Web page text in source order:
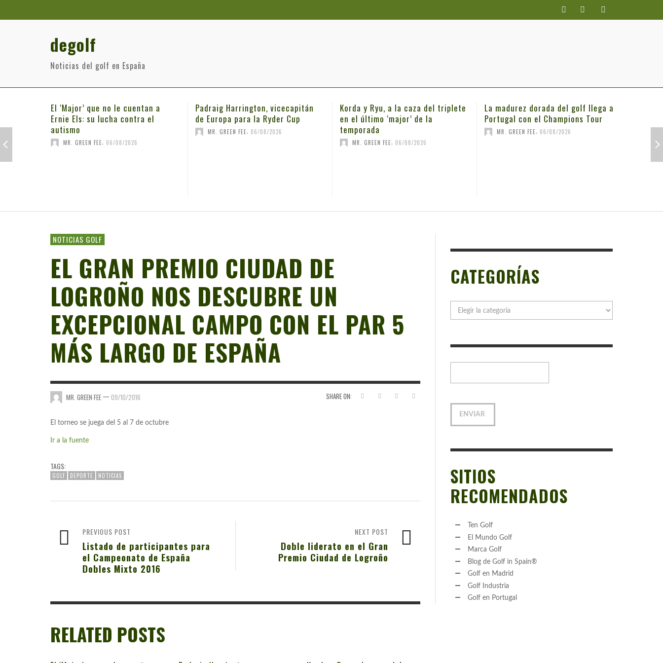
degolf
Noticias del golf en España
El ‘Major’ que no le cuentan a
Ernie Els: su lucha contra el
autismo
MR. GREEN FEE 06/08/2026
Padraig Harrington, vicecapitán
de Europa para la Ryder Cup
MR. GREEN FEE 06/08/2026
Korda y Ryu, a la caza del triplete
en el último ‘major’ de la
temporada
MR. GREEN FEE 06/08/2026
La madurez dorada del golf llega a
Portugal con el Champions Tour
MR. GREEN FEE 06/08/2026
NOTICIAS GOLF
EL GRAN PREMIO CIUDAD DE
LOGROÑO NOS DESCUBRE UN
EXCEPCIONAL CAMPO CON EL PAR 5
MÁS LARGO DE ESPAÑA
SHARE ON:
MR. GREEN FEE — 09/10/2016
El torneo se juega del 5 al 7 de octubre
Ir a la fuente
TAGS:
GOLF DEPORTE NOTICIAS
NEXT POST
Doble liderato en el Gran
Premio Ciudad de Logroño
PREVIOUS POST
Listado de participantes para
el Campeonato de España
Dobles Mixto 2016
RELATED POSTS
CATEGORÍAS
SITIOS
RECOMENDADOS
Ten Golf
El Mundo Golf
Marca Golf
Blog de Golf in Spain®
Golf en Madrid
Golf Industria
Golf en Portugal